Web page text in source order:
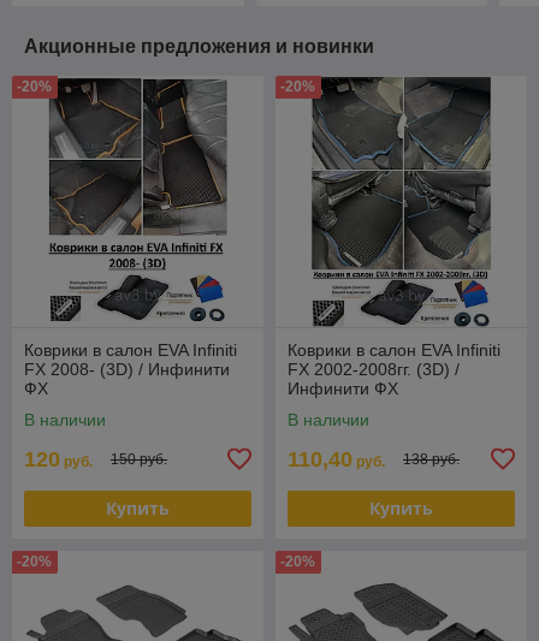
Акционные предложения и новинки
-20%
Коврики в салон EVA Infiniti
FX 2008- (3D) / Инфинити
ФХ
В наличии
120 руб. 150 руб.
Купить
-20%
Коврики в салон EVA Infiniti
FX 2002-2008гг. (3D) /
Инфинити ФХ
В наличии
110,40 руб. 138 руб.
Купить
-20% -20%